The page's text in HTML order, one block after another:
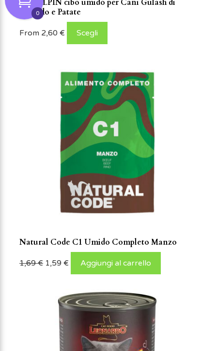
PET ALPIN cibo umido per Cani Gulash di
Agnello e Patate
From 2,60 € Scegli
Natural Code C1 Umido Completo Manzo
1,69€ 1,59 € Aggiungi al carrello
0